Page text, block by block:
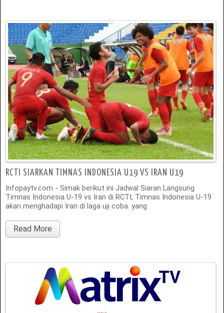
RCTI SIARKAN TIMNAS INDONESIA U19 VS IRAN U19
Infopaytv.com - Simak berikut ini Jadwal Siaran Langsung
Timnas Indonesia U-19 vs Iran di RCTI, Timnas Indonesia U-19
akan menghadapi Iran di laga uji coba. yang
Read More